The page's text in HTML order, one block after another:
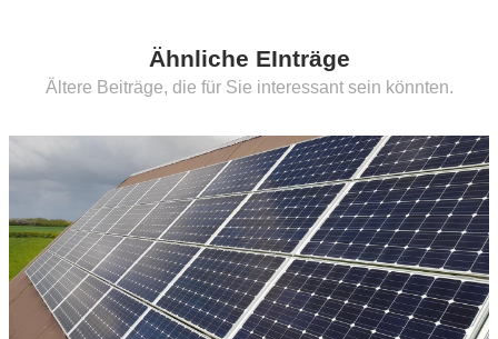
Ähnliche EInträge
Ältere Beiträge, die für Sie interessant sein könnten.